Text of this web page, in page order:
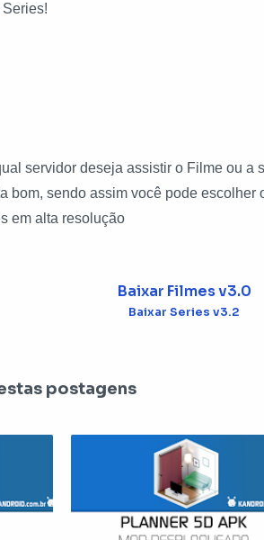
servidor deseja assistir o Filme ou a
bom, sendo assim você pode escolher
em alta resolução
Baixar Filmes v3.0
Baixar Series v3.2
postagens